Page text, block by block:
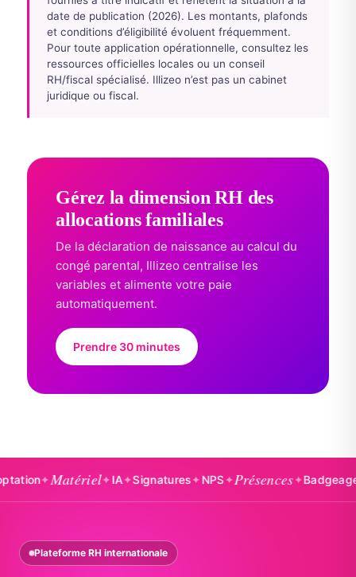
date de publication (2026). Les montants, plafonds
et conditions d’éligibilité évoluent fréquemment.
Pour toute application opérationnelle, consultez les
ressources officielles locales ou un conseil
RH/fiscal spécialisé. Illizeo n’est pas un cabinet
juridique ou fiscal.
Gérez la dimension RH des
allocations familiales
De la déclaration de naissance au calcul du
congé parental, Illizeo centralise les
variables et alimente votre paie
automatiquement.
Prendre 30 minutes
✦Matériel✦IA✦Signatures✦NPS✦Présences✦Badgeages✦
Plateforme RH internationale